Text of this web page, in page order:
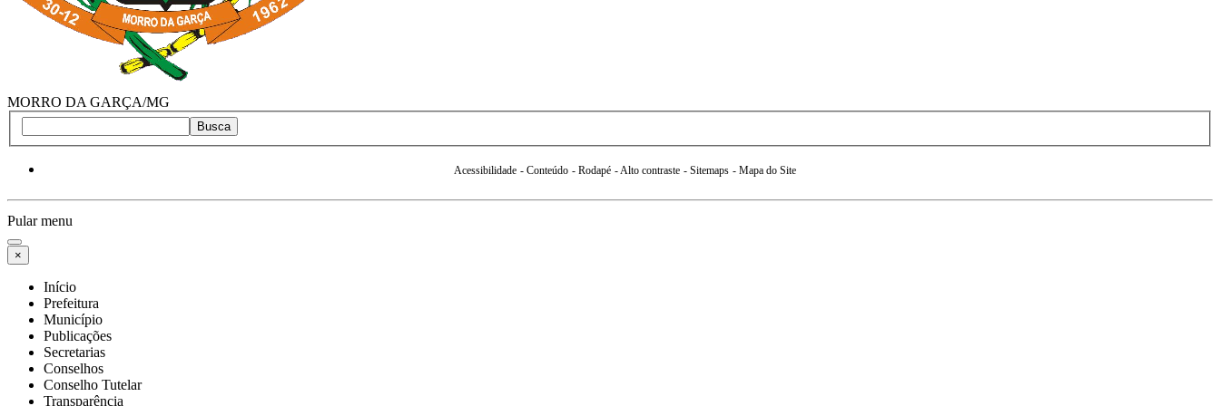
MORRO DA GARÇA/MG
Busca
Acessibilidade - Conteúdo - Rodapé - Alto contraste - Sitemaps - Mapa do Site
Pular menu
×
Início
Prefeitura
Município
Publicações
Secretarias
Conselhos
Conselho Tutelar
Transparência